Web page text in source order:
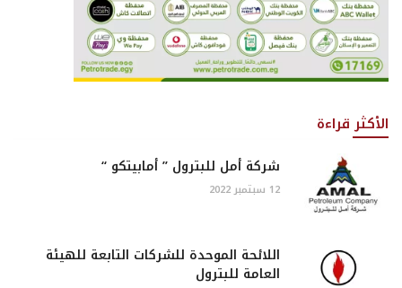
الأكثر قراءة
شركة أمل للبترول ” أمابيتكو “
12 سبتمبر 2022
اللائحة الموحدة للشركات التابعة للهيئة
العامة للبترول